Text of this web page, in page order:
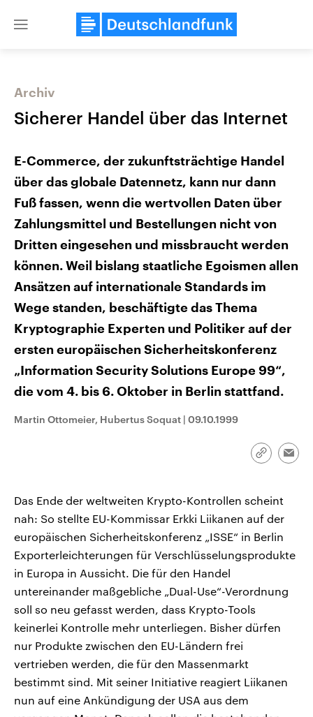
Close
Landtagswahl Sachsen-Anhalt
Alle Informationen
September 2026 einen neuen
Bundesland von einer Koalition aus
CDU, SPD und FDP regiert.-
Umfragen, Prognosen,
Wahlprogramme, aktuelle Berichte
und Hintergründe zu den Parteien
und Kandidaten der anstehenden
Wahl.
USA
Hintergründe
gehören die Vereinigten
mit großem Einfluss auf
aktuelle Weltgeschehen.
Sendungen Programm Podcasts
Audio-Archiv
Archiv
Sicherer Handel über das Internet
E-Commerce, der zukunftsträchtige Handel
über das globale Datennetz, kann nur dann
Fuß fassen, wenn die wertvollen Daten über
Zahlungsmittel und Bestellungen nicht von
Dritten eingesehen und missbraucht werden
können. Weil bislang staatliche Egoismen allen
Ansätzen auf internationale Standards im
Wege standen, beschäftigte das Thema
Kryptographie Experten und Politiker auf der
ersten europäischen Sicherheitskonferenz
„Information Security Solutions Europe 99“,
die vom 4. bis 6. Oktober in Berlin stattfand.
Martin Ottomeier, Hubertus Soquat | 09.10.1999
Link
Das Ende der weltweiten Krypto-Kontrollen scheint
nah: So stellte EU-Kommissar Erkki Liikanen auf der
europäischen Sicherheitskonferenz „ISSE“ in Berlin
Exporterleichterungen für Verschlüsselungsprodukte
in Europa in Aussicht. Die für den Handel
untereinander maßgebliche „Dual-Use“-Verordnung
soll so neu gefasst werden, dass Krypto-Tools
keinerlei Kontrolle mehr unterliegen. Bisher dürfen
nur Produkte zwischen den EU-Ländern frei
vertrieben werden, die für den Massenmarkt
bestimmt sind. Mit seiner Initiative reagiert Liikanen
nun auf eine Ankündigung der USA aus dem